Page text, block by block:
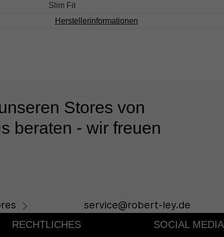
Slim Fit
Herstellerinformationen
Stores von
beraten - wir freuen
service@robert-ley.de
RECHTLICHES SOCIAL MEDIA